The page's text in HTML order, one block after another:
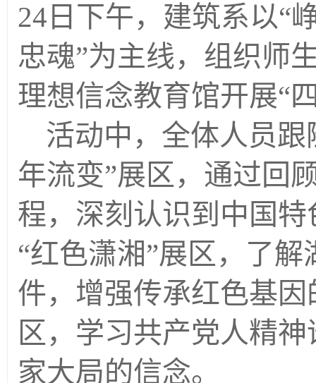
24日下午，建筑系以“
忠魂”为主线，组织师
理想信念教育馆开展“
活动中，全体人员
年流变”展区，通过回
程，深刻认识到中国
“红色潇湘”展区，了
件，增强传承红色基
区，学习共产党人精
家大局的信念。